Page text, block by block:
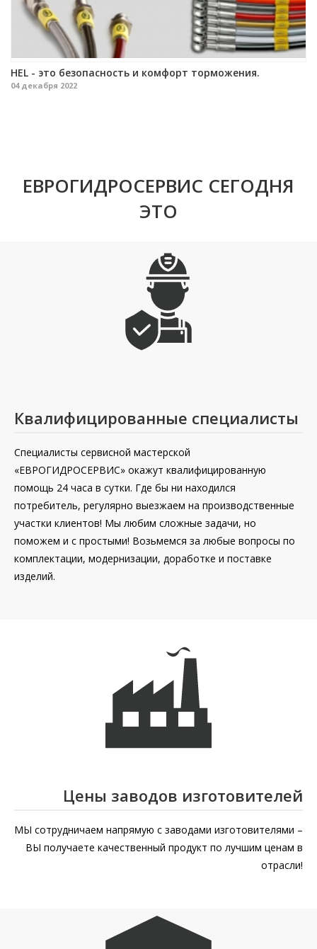
HEL - это безопасность и комфорт торможения.
04 декабря 2022
ЕВРОГИДРОСЕРВИС СЕГОДНЯ
ЭТО
Квалифицированные специалисты
Специалисты сервисной мастерской
«ЕВРОГИДРОСЕРВИС» окажут квалифицированную
помощь 24 часа в сутки. Где бы ни находился
потребитель, регулярно выезжаем на производственные
участки клиентов! Мы любим сложные задачи, но
поможем и с простыми! Возьмемся за любые вопросы по
комплектации, модернизации, доработке и поставке
изделий.
Цены заводов изготовителей
МЫ сотрудничаем напрямую с заводами изготовителями –
ВЫ получаете качественный продукт по лучшим ценам в
отрасли!